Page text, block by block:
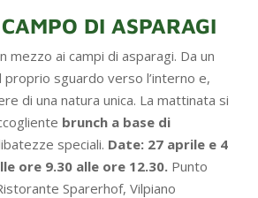
DI ASPARAGI
mezzo ai campi di asparagi. Da un
sguardo verso l’interno e,
di una natura unica. La mattinata si
brunch a base di
speciali. Date: 27 aprile e 4
ore 9.30 alle ore 12.30. Punto
Sparerhof, Vilpiano